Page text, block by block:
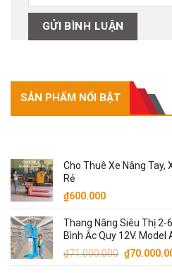
SẢN PHẨM NỔI BẬT
Cho Thuê Xe Nâng Tay,
Rẻ
₫600.000
Thang Nâng Siêu Thị 2-
Bình Ắc Quy 12V. Model
₫71.000.000 Giá
₫